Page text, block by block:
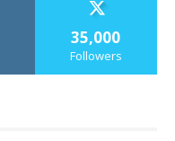
35,000
Followers